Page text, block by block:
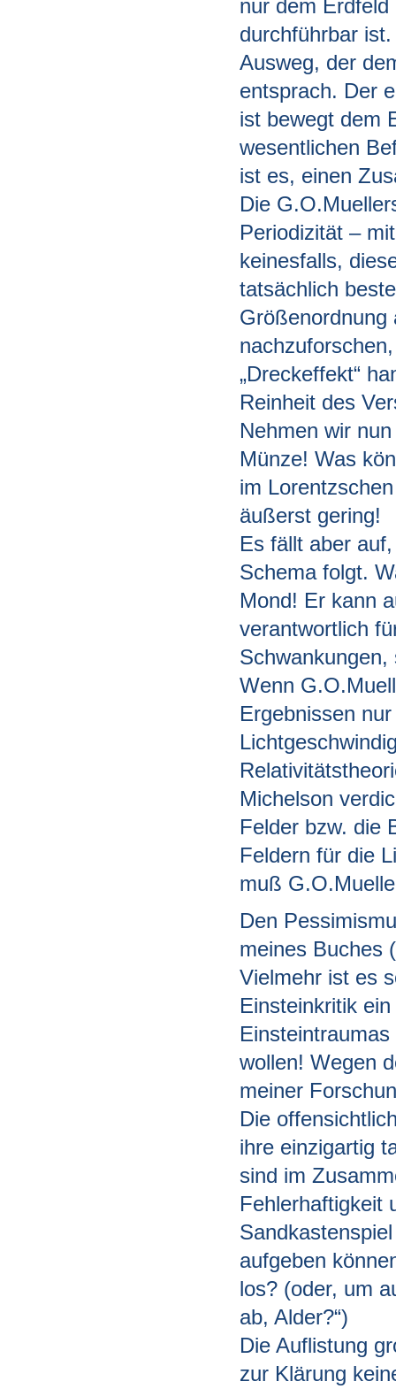
nur dem
durchführbar
Ausweg, der
entsprach. Der
ist bewegt dem
wesentlichen
ist es, einen
Die
Periodizität –
keinesfalls,
tatsächlich
Größenordnung
„Dreckeffekt“
Reinheit des
Nehmen wir
Münze! Was
im
äußerst gering!
Es fällt aber
Schema folgt.
Mond! Er kann
verantwortlich
Wenn
Ergebnissen
Michelson
Felder bzw. die
Feldern für die
muß
Den
meines Buches
Vielmehr ist es
Einsteinkritik
wollen! Wegen
meiner
Die
ihre einzigartig
sind im
Fehlerhaftigkeit
aufgeben
los? (oder, um
ab, Alder?“)
Die Auflistung
zur Klärung